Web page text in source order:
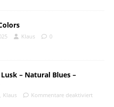
Klaus 0
– Natural Blues –
Klaus Kommentare deaktiviert